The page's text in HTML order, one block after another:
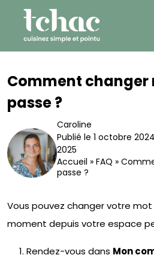
content
Comment changer
passe ?
Caroline
Publié le 1 octobre
2025
Accueil »FAQ »
passe ?
Vous pouvez changer votre
moment depuis votre espace
Rendez-vous dans Mon